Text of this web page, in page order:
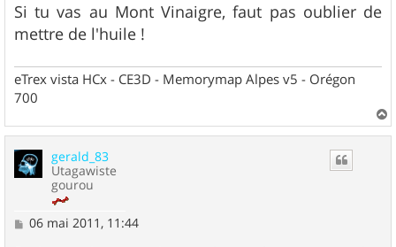
Si tu vas au Mont Vinaigre, faut pas oublier de
mettre de l'huile !
eTrex vista HCx - CE3D - Memorymap Alpes v5 - Orégon
700
a
gerald_83
Utagawiste
gourou
M
06 mai 2011, 11:44